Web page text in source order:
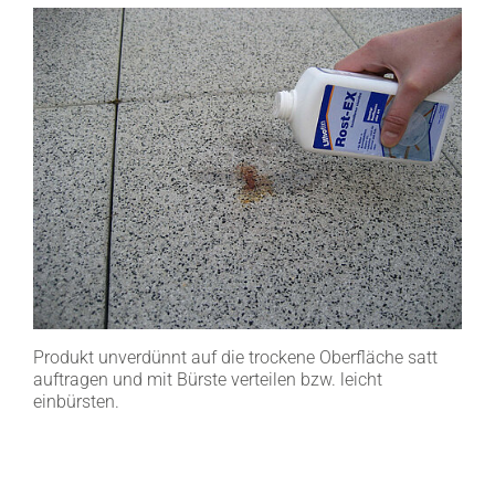
Produkt unverdünnt auf die trockene Oberfläche satt
auftragen und mit Bürste verteilen bzw. leicht
einbürsten.